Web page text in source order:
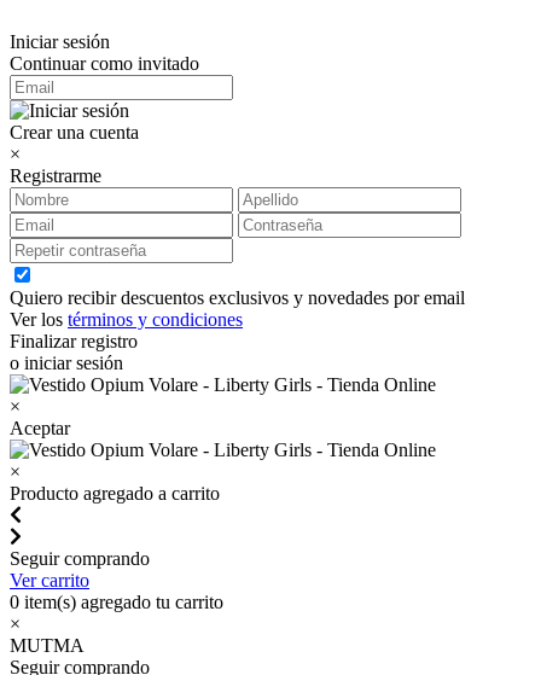
Iniciar sesión
Continuar como invitado
Crear una cuenta
×
Registrarme
Quiero recibir descuentos exclusivos y novedades por email
Ver los términos y condiciones
Finalizar registro
o iniciar sesión
×
Aceptar
×
Producto agregado a carrito
Seguir comprando
Ver carrito
0 item(s) agregado tu carrito
×
MUTMA
Seguir comprando